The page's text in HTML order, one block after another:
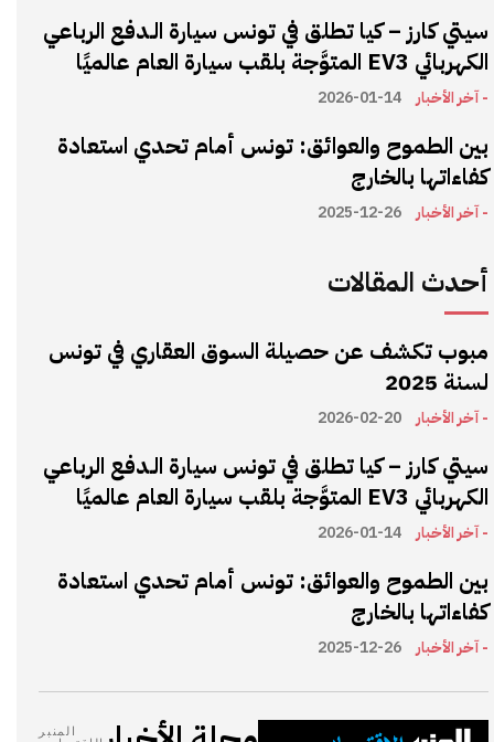
سيتي كارز – كيا تطلق في تونس سيارة الـدفع الرباعي
الكهربائي EV3 المتوَّجة بلقب سيارة العام عالميًا
- آخر الأخبار 2026-01-14
بين الطموح والعوائق: تونس أمام تحدي استعادة
كفاءاتها بالخارج
- آخر الأخبار 2025-12-26
أحدث المقالات
مبوب تكشف عن حصيلة السوق العقاري في تونس
لسنة 2025
- آخر الأخبار 2026-02-20
سيتي كارز – كيا تطلق في تونس سيارة الـدفع الرباعي
الكهربائي EV3 المتوَّجة بلقب سيارة العام عالميًا
- آخر الأخبار 2026-01-14
بين الطموح والعوائق: تونس أمام تحدي استعادة
كفاءاتها بالخارج
- آخر الأخبار 2025-12-26
المنبر